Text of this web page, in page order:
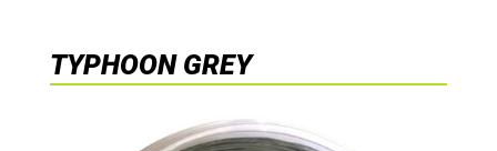
TYPHOON GREY